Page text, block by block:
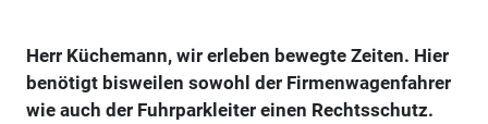
Herr Küchemann, wir erleben bewegte Zeiten. Hier
benötigt bisweilen sowohl der Firmenwagenfahrer
wie auch der Fuhrparkleiter einen Rechtsschutz.